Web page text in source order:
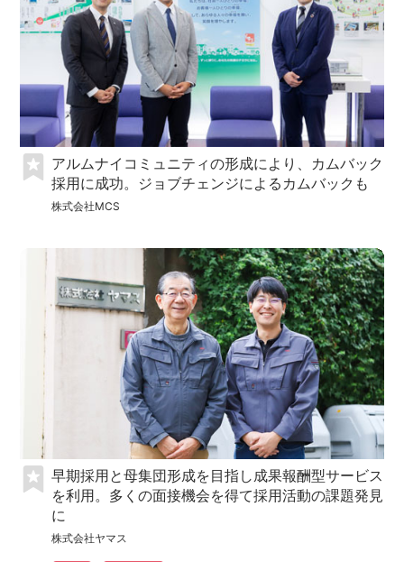
アルムナイコミュニティの形成により、カムバック
採用に成功。ジョブチェンジによるカムバックも
株式会社MCS
早期採用と母集団形成を目指し成果報酬型サービス
を利用。多くの面接機会を得て採用活動の課題発見
に
株式会社ヤマス